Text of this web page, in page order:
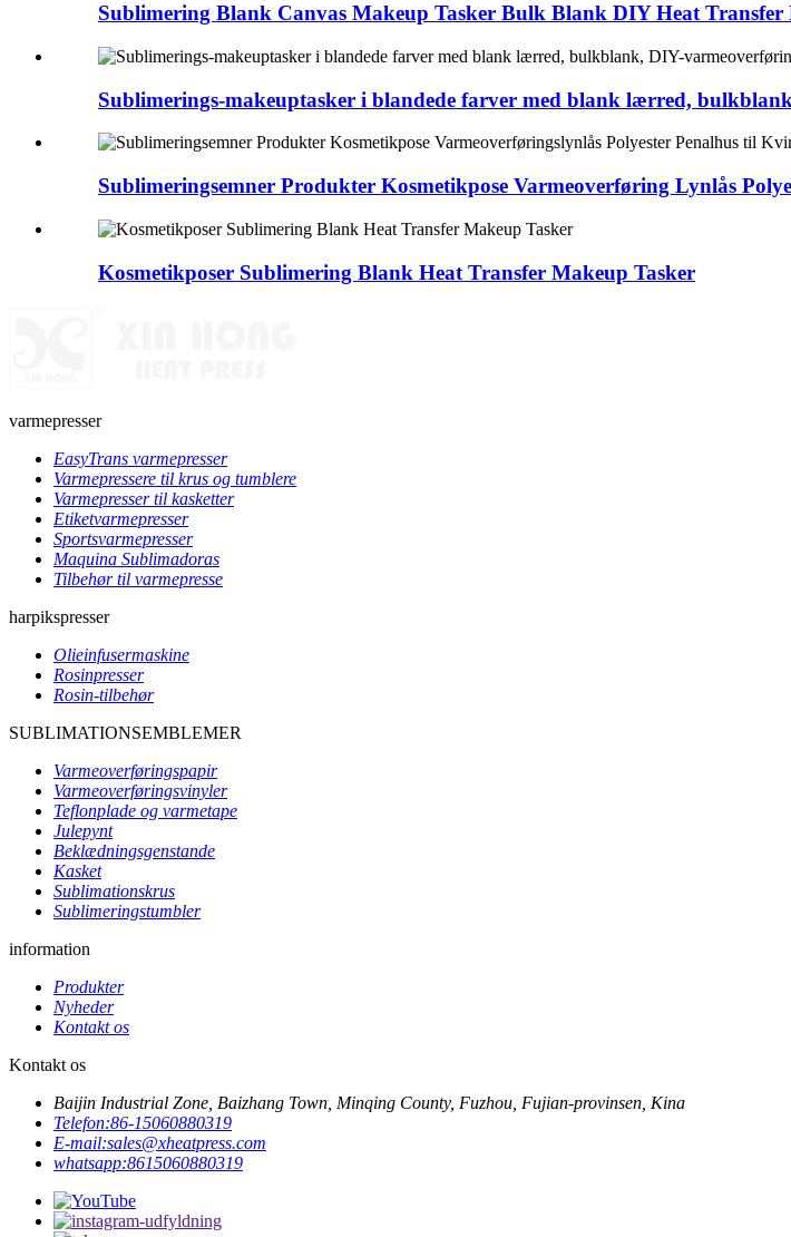
Sublimering Blank Canvas Makeup Tasker Bulk Blank DIY Heat
Sublimerings-makeuptasker i blandede farver med blank lærred,
Sublimeringsemner Produkter Kosmetikpose Varmeoverføring Lynlås
Kosmetikposer Sublimering Blank Heat Transfer Makeup Tasker
varmepresser
EasyTrans varmepresser
Varmepressere til krus og tumblere
Varmepresser til kasketter
Etiketvarmepresser
Sportsvarmepresser
Maquina Sublimadoras
Tilbehør til varmepresse
harpikspresser
Olieinfusermaskine
Rosinpresser
Rosin-tilbehør
SUBLIMATIONSEMBLEMER
Varmeoverføringspapir
Varmeoverføringsvinyler
Teflonplade og varmetape
Julepynt
Beklædningsgenstande
Kasket
Sublimationskrus
Sublimeringstumbler
information
Produkter
Nyheder
Kontakt os
Kontakt os
Baijin Industrial Zone, Baizhang Town, Minqing County, Fuzhou, Fujian-provinsen, Kina
Telefon:86-15060880319
E-mail:sales@xheatpress.com
whatsapp:8615060880319